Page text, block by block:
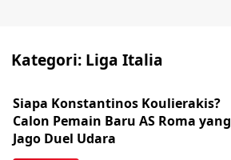
Kategori: Liga Italia
Siapa Konstantinos Koulierakis?
Calon Pemain Baru AS Roma yang
Jago Duel Udara